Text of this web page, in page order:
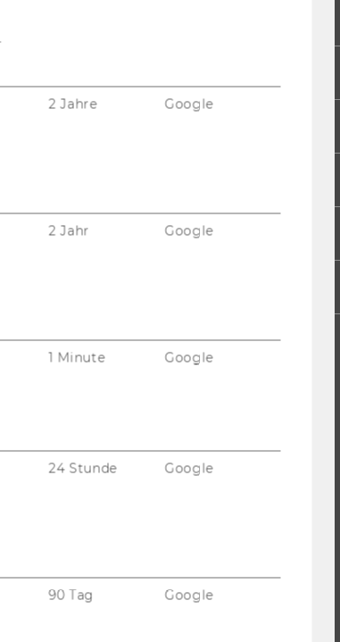
MITARBEITENDE
2 Jahre Google
2 Jahr Google
1 Minute Google
24 Stunde Google
90 Tag Google